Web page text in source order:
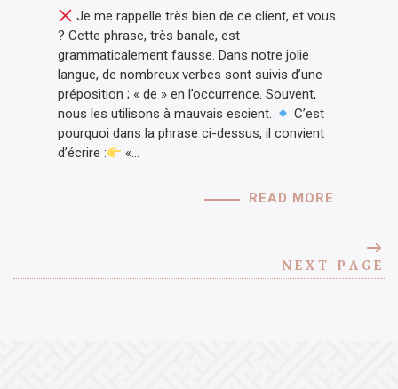
Je me rappelle très bien de ce client, et vous
? Cette phrase, très banale, est
grammaticalement fausse. Dans notre jolie
langue, de nombreux verbes sont suivis d’une
préposition ; « de » en l’occurrence. Souvent,
nous les utilisons à mauvais escient.
C’est
pourquoi dans la phrase ci-dessus, il convient
d’écrire :
«…
READ MORE
NEXT PAGE